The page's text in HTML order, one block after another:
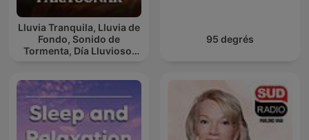
Lluvia Tranquila, Lluvia de
Fondo, Sonido de
Tormenta, Día Lluvioso,
95 degrés